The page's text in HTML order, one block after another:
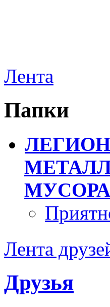
Лента
Папки
МУСОРА
Лента
Друзья